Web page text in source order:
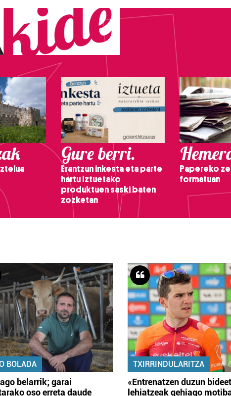
Gure berri.
Erantzun inkesta eta parte
hartu Iztuetako
produktuen saski baten
zozketan
Papereko
formatuan
BOLADA
belarrik; garai
oso erreta daude
TXIRRINDULARITZA
«Entrenatzen duzun
lehiatzeak gehiago